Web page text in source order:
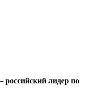
лидер по